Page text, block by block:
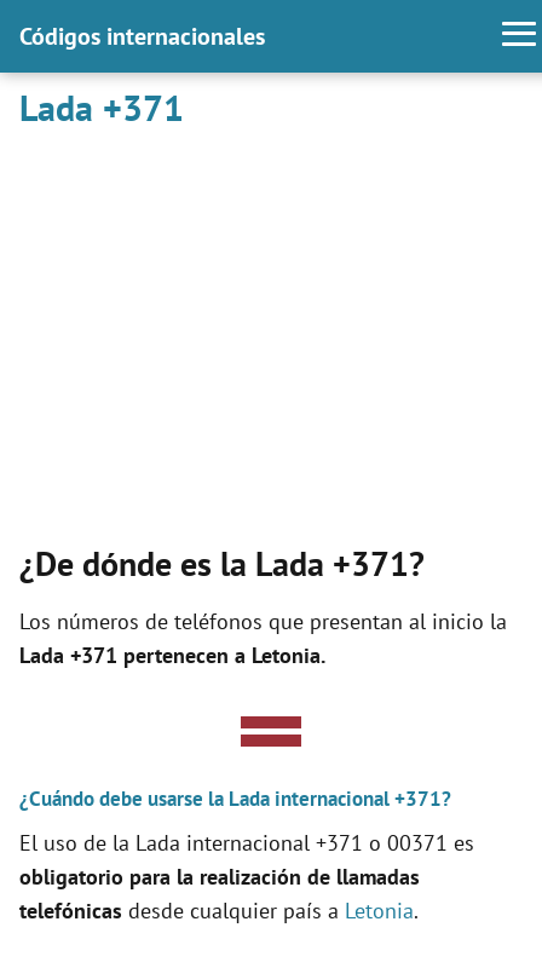
Códigos internacionales
Lada +371
¿De dónde es la Lada +371?
Los números de teléfonos que presentan al inicio la
Lada +371 pertenecen a Letonia.
¿Cuándo debe usarse la Lada internacional +371?
El uso de la Lada internacional +371 o 00371 es
obligatorio para la realización de llamadas
telefónicas desde cualquier país a Letonia.